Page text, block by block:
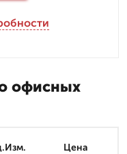
офисных
Цена